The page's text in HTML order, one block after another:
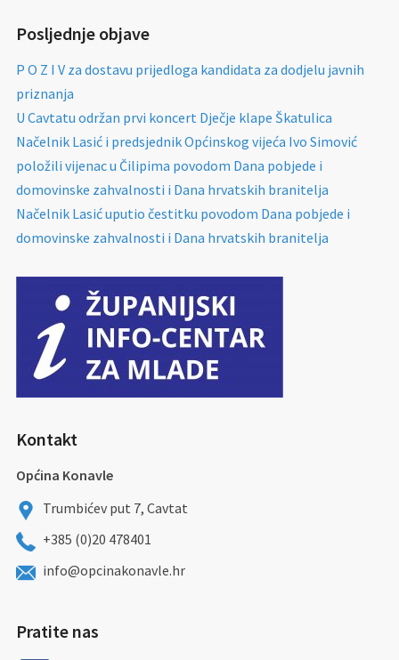
Posljednje objave
P O Z I V za dostavu prijedloga kandidata za dodjelu javnih
priznanja
U Cavtatu održan prvi koncert Dječje klape Škatulica
Načelnik Lasić i predsjednik Općinskog vijeća Ivo Simović
položili vijenac u Čilipima povodom Dana pobjede i
domovinske zahvalnosti i Dana hrvatskih branitelja
Načelnik Lasić uputio čestitku povodom Dana pobjede i
domovinske zahvalnosti i Dana hrvatskih branitelja
Kontakt
Općina Konavle
Trumbićev put 7, Cavtat
+385 (0)20 478401
info@opcinakonavle.hr
Pratite nas